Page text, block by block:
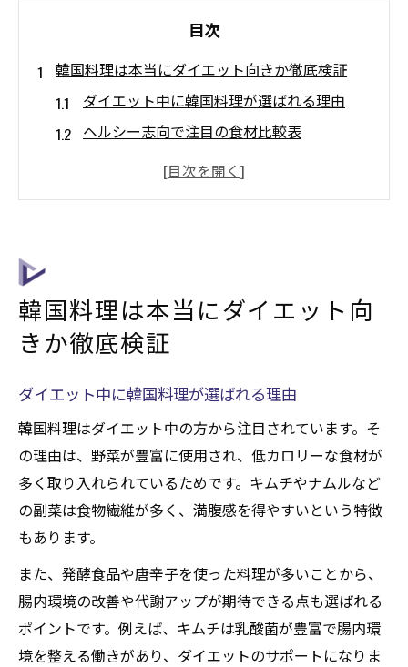
目次
韓国料理は本当にダイエット向きか徹底検証
ダイエット中に韓国料理が選ばれる理由
ヘルシー志向で注目の食材比較表
カロリー控えめな韓国料理の特徴解説
話題の韓国料理でダイエットを成功させる
秘訣
韓国料理のヘルシーポイント一覧表
低カロリーで満足感を得る食べ方テクニッ
ク
韓国料理で太らないための実践例
低カロリーな韓国料理選びのポイント解説
韓国料理のカロリー比較早見表
野菜たっぷりメニューの選び方ガイド
ダイエットを意識した調理法別おすすめ
韓国料理は本当にダイエット向
きか徹底検証
ダイエット中に韓国料理が選ばれる理由
韓国料理はダイエット中の方から注目されています。そ
の理由は、野菜が豊富に使用され、低カロリーな食材が
多く取り入れられているためです。キムチやナムルなど
の副菜は食物繊維が多く、満腹感を得やすいという特徴
もあります。
また、発酵食品や唐辛子を使った料理が多いことから、
腸内環境の改善や代謝アップが期待できる点も選ばれる
ポイントです。例えば、キムチは乳酸菌が豊富で腸内環
境を整える働きがあり、ダイエットのサポートになりま